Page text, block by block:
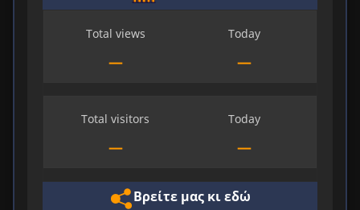
Total views
—
Today
—
Total visitors
—
Today
—
Βρείτε μας κι εδώ